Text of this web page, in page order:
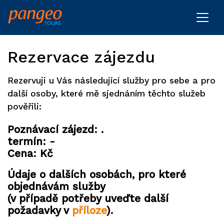
Rezervace zájezdu
Rezervuji u Vás následující služby pro sebe a pro
další osoby, které mě sjednáním těchto služeb
pověřili:
Poznávací zájezd: .
termín: -
Cena: Kč
Údaje o dalších osobách, pro které
objednávám služby
(v případě potřeby uveďte další
požadavky v příloze).